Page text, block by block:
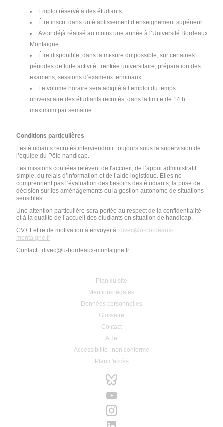
Emploi réservé à des étudiants.
Être inscrit dans un établissement d’enseignement supérieur.
Avoir déjà réalisé au moins une année à l’Université Bordeaux
Montaigne
Être disponible, dans la mesure du possible, sur certaines
périodes de forte activité : rentrée universitaire, préparation des
examens, sessions d’examens terminaux.
Le volume horaire sera adapté à l’emploi du temps
universitaire des étudiants recrutés, dans la limite de 14 h
maximum par semaine.
Conditions particulières
Les étudiants recrutés interviendront toujours sous la supervision de
l’équipe du Pôle handicap.
Les missions confiées relèvent de l’accueil, de l’appui administratif
simple, du relais d’information et de l’aide logistique. Elles ne
comprennent pas l’évaluation des besoins des étudiants, la prise de
décision sur les aménagements ou la gestion autonome de situations
sensibles.
Une attention particulière sera portée au respect de la confidentialité
et à la qualité de l’accueil des étudiants en situation de handicap.
CV+ Lettre de motivation à envoyer à:divec@u-bordeaux-
montaigne.fr
Contact :divec@u-bordeaux-montaigne.fr
Plan du site
Mentions légales
Données personnelles
Glossaire
Contact
Aide
Accessibilité : non conforme
Plan d'accès